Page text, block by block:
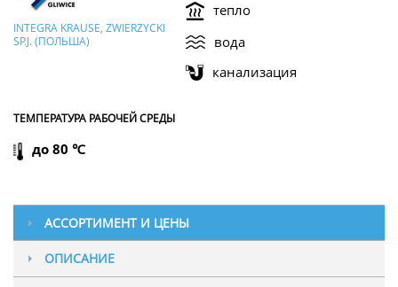
INTEGRA KRAUSE, ZWIERZYCKI
SP.J. (ПОЛЬША)
тепло
вода
канализация
ТЕМПЕРАТУРА РАБОЧЕЙ СРЕДЫ
до 80 ℃
АССОРТИМЕНТ И ЦЕНЫ
Цена и наличие на складе:
ОПИСАНИЕ